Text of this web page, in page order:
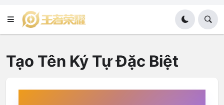
Tạo Tên Ký Tự Đặc Biệt